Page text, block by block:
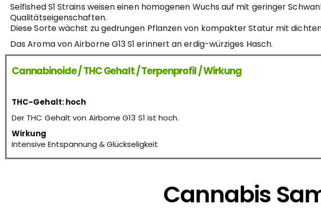
Selfished S1 Strains weisen einen homogenen Wuchs auf mit geringer
Qualitätseigenschaften.
Diese Sorte wächst zu gedrungen Pflanzen von kompakter Statur mit
Das Aroma von Airborne G13 S1 erinnert an erdig-würziges Hasch.
Cannabinoide / THC Gehalt / Terpenprofil / Wirkung
THC-Gehalt: hoch
Der THC Gehalt von Airborne G13 S1 ist hoch.
Wirkung
Intensive Entspannung & Glückseligkeit
Cannabis